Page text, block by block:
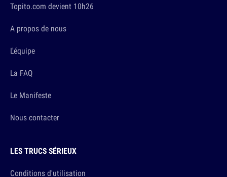
Topito.com devient 10h26
A propos de nous
L'équipe
La FAQ
Le Manifeste
Nous contacter
LES TRUCS SÉRIEUX
Conditions d'utilisation